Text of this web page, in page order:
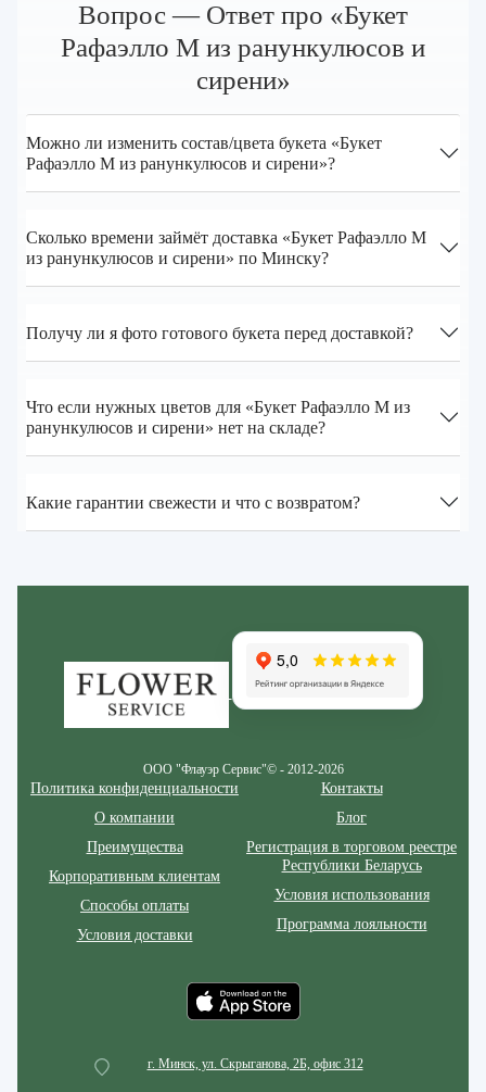
Вопрос — Ответ про «Букет
Рафаэлло M из ранункулюсов и
сирени»
Можно ли изменить состав/цвета букета «Букет
Рафаэлло M из ранункулюсов и сирени»?
Сколько времени займёт доставка «Букет Рафаэлло M
из ранункулюсов и сирени» по Минску?
Получу ли я фото готового букета перед доставкой?
Что если нужных цветов для «Букет Рафаэлло M из
ранункулюсов и сирени» нет на складе?
Какие гарантии свежести и что с возвратом?
ООО "Флауэр Сервис"© - 2012-2026
Политика конфиденциальности
О компании
Преимущества
Корпоративным клиентам
Способы оплаты
Условия доставки
Контакты
Блог
Регистрация в торговом реестре
Республики Беларусь
Условия использования
Программа лояльности
г. Минск, ул. Скрыганова, 2Б, офис 312